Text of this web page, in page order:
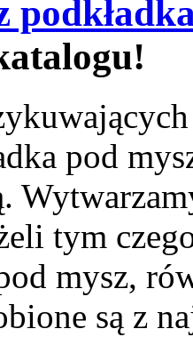
pod
tym
mysz,
są z